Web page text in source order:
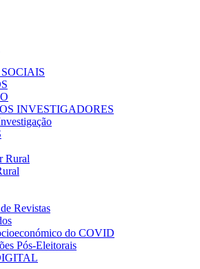
INVESTIGADORES
Rural
Revistas
do COVID
Pós-Eleitorais